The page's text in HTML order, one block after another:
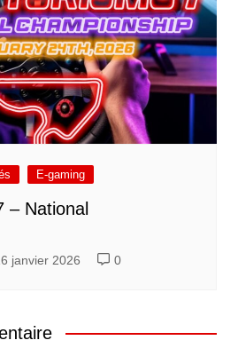
E-gaming
– National
janvier 2026 0